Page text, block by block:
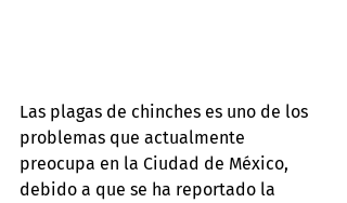
Las plagas de chinches es uno de los
problemas que actualmente
preocupa en la Ciudad de México,
debido a que se ha reportado la